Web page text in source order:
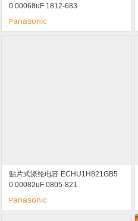
0.00068uF 1812-683
Panasonic
贴片式涤纶电容 ECHU1H821GB5
0.00082uF 0805-821
Panasonic